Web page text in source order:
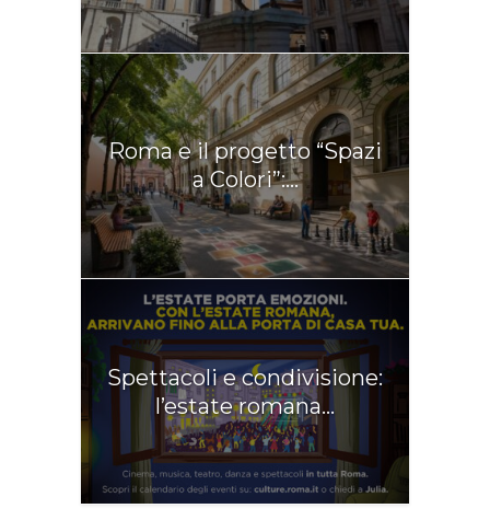
Roma e il progetto “Spazi
a Colori”:...
Spettacoli e condivisione:
l’estate romana...